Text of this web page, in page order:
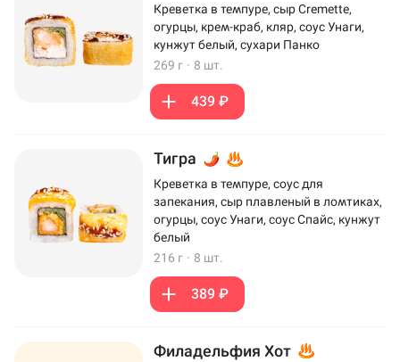
Креветка в темпуре, сыр Cremette,
огурцы, крем-краб, кляр, соус Унаги,
кунжут белый, сухари Панко
269 г · 8 шт.
439 ₽
Тигра
Креветка в темпуре, соус для
запекания, сыр плавленый в ломтиках,
огурцы, соус Унаги, соус Спайс, кунжут
белый
216 г · 8 шт.
389 ₽
Филадельфия Хот